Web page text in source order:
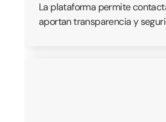
La plataforma permite
aportan transparencia y